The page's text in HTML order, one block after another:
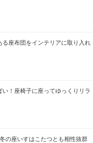
座布団をインテリアに取り入れ
！座椅子に座ってゆっくりリラ
の座いすはこたつとも相性抜群